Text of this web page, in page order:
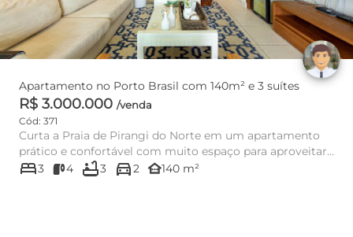
Apartamento no Porto Brasil com 140m² e 3 suítes
R$ 3.000.000 /venda
Cód: 371
Curta a Praia de Pirangi do Norte em um apartamento
prático e confortável com muito espaço para aproveitar
entre famíli...
bed3 4 bathtub3 directions_car2 other_houses140 m²